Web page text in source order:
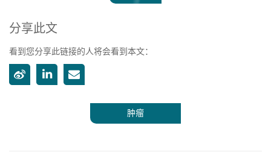
分享此文
看到您分享此链接的人将会看到本文：
肿瘤